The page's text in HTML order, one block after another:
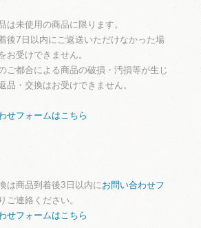
は未使用の商品に限ります。
後7日以内にご返送いただけなかった場
お受けできません。
ご都合による商品の破損・汚損等が生じ
品・交換はお受けできません。
せフォームはこちら
は商品到着後3日以内に お問い合わせフ
ご連絡ください。
せフォームはこちら